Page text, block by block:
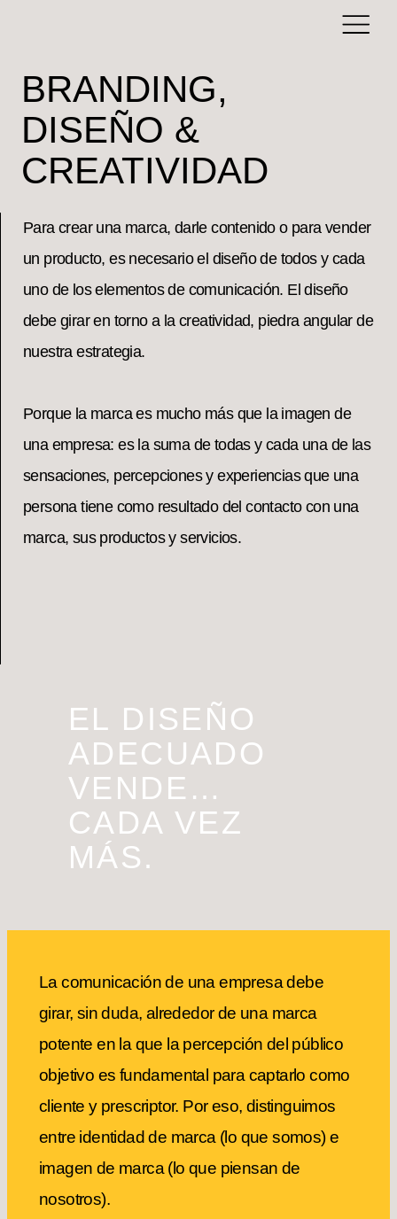
BRANDING,
DISEÑO &
CREATIVIDAD
Para crear una marca, darle contenido o para vender
un producto, es necesario el diseño de todos y cada
uno de los elementos de comunicación. El diseño
debe girar en torno a la creatividad, piedra angular de
nuestra estrategia.
Porque la marca es mucho más que la imagen de
una empresa: es la suma de todas y cada una de las
sensaciones, percepciones y experiencias que una
persona tiene como resultado del contacto con una
marca, sus productos y servicios.
EL DISEÑO
ADECUADO
VENDE…
CADA VEZ
MÁS.
La comunicación de una empresa debe
girar, sin duda, alrededor de una marca
potente en la que la percepción del público
objetivo es fundamental para captarlo como
cliente y prescriptor. Por eso, distinguimos
entre identidad de marca (lo que somos) e
imagen de marca (lo que piensan de
nosotros).